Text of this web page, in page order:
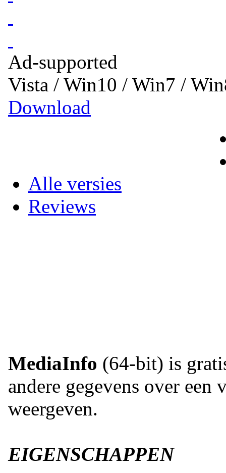
Ad-supported
Vista / Win10 / Win7 /
Download
Alle versies
Reviews
MediaInfo (64-bit) is
andere gegevens over
weergeven.
EIGENSCHAPPEN